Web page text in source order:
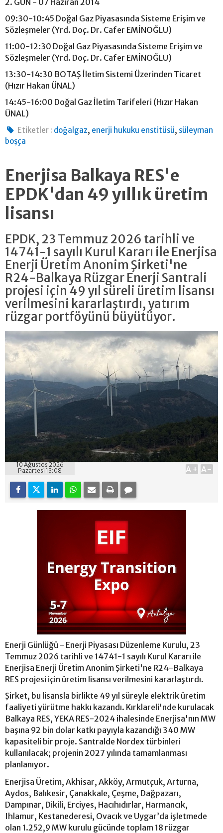
09:30-10:45 Doğal Gaz Piyasasında Sisteme Erişim ve
Sözleşmeler (Yrd. Doç. Dr. Cafer EMİNOĞLU)
11:00-12:30 Doğal Gaz Piyasasında Sisteme Erişim ve
Sözleşmeler (Yrd. Doç. Dr. Cafer EMİNOĞLU)
13:30-14:30 BOTAŞ İletim Sistemi Üzerinden Ticaret
(Hızır Hakan ÜNAL)
14:45-16:00 Doğal Gaz İletim Tarifeleri (Hızır Hakan
ÜNAL)
Etiketler : doğalgaz, enerji hukuku enstitüsü, süleyman
boşça
Enerjisa Balkaya RES'e
EPDK'dan 49 yıllık üretim
lisansı
EPDK, 23 Temmuz 2026 tarihli ve
14741-1 sayılı Kurul Kararı ile Enerjisa
Enerji Üretim Anonim Şirketi'ne
R24-Balkaya Rüzgar Enerji Santrali
projesi için 49 yıl süreli üretim lisansı
verilmesini kararlaştırdı, yatırım
rüzgar portföyünü büyütüyor.
10 Ağustos 2026
Pazartesi 13:08
A+ A-
Enerji Günlüğü - Enerji Piyasası Düzenleme Kurulu, 23
Temmuz 2026 tarihli ve 14741-1 sayılı Kurul Kararı ile
Enerjisa Enerji Üretim Anonim Şirketi'ne R24-Balkaya
RES projesi için üretim lisansı verilmesini kararlaştırdı.
Şirket, bu lisansla birlikte 49 yıl süreyle elektrik üretim
faaliyeti yürütme hakkı kazandı. Kırklareli'nde kurulacak
Balkaya RES, YEKA RES-2024 ihalesinde Enerjisa'nın MW
başına 92 bin dolar katkı payıyla kazandığı 340 MW
kapasiteli bir proje. Santralde Nordex türbinleri
kullanılacak; projenin 2027 yılında tamamlanması
planlanıyor.
Enerjisa Üretim, Akhisar, Akköy, Armutçuk, Arturna,
Aydos, Balıkesir, Çanakkale, Çeşme, Dağpazarı,
Dampınar, Dikili, Erciyes, Hacıhıdırlar, Harmancık,
Ihlamur, Kestanederesi, Ovacık ve Uygar’da işletmede
olan 1.252,9 MW kurulu gücünde toplam 18 rüzgar